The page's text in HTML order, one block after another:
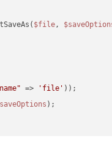
$file,
=> 'file'